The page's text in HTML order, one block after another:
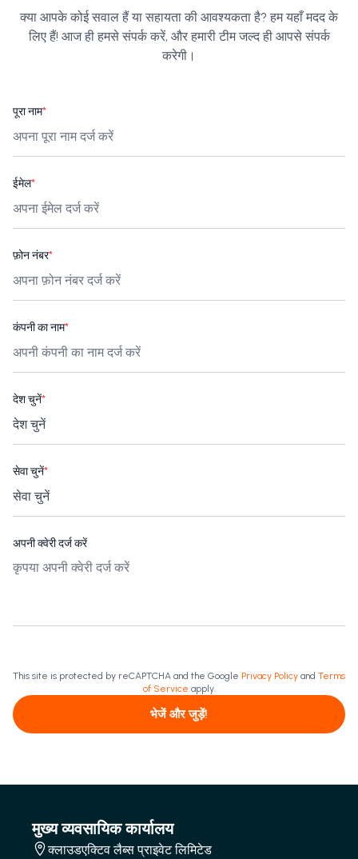
क्या आपके कोई सवाल हैं या सहायता की आवश्यकता है? हम यहाँ मदद के
लिए हैं! आज ही हमसे संपर्क करें, और हमारी टीम जल्द ही आपसे संपर्क
करेगी।
पूरा नाम*
ईमेल*
फ़ोन नंबर*
कंपनी का नाम*
देश चुनें*
सेवा चुनें*
अपनी क्वेरी दर्ज करें
This site is protected by reCAPTCHA and the Google Privacy Policy and Terms
of Service apply.
भेजें और जुड़ें!
मुख्य व्यवसायिक कार्यालय
क्लाउडएक्टिव लैब्स प्राइवेट लिमिटेड